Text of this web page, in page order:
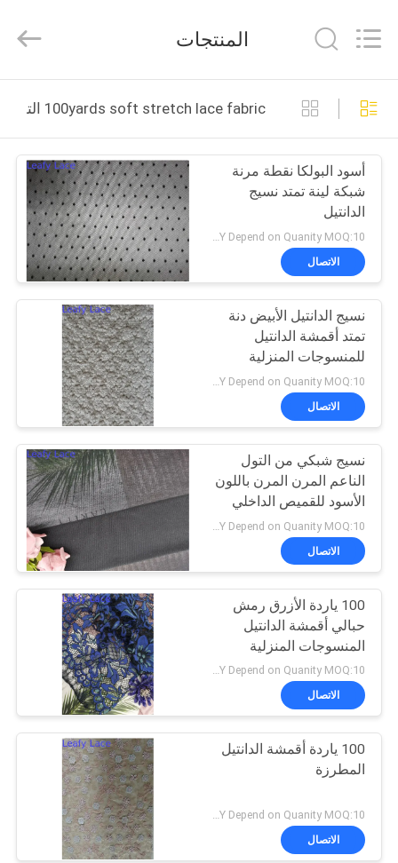
منزل
المنتجات
حول
جولة
في
المعمل
ضبط
الجودة
اتصل
أخبار
طلب
اقتباس
خريطة
الموقع
سياسة
الخصوصية
Ltd..
Reserved.
المنتجات
100yards soft stretch lace fabric التصنيع عبر الإنترنت
أسود البولكا نقطة مرنة
شبكة لينة تمتد نسيج
الدانتيل
USD1.5-3/Y Depend on Quanity MOQ:10 ياردة
الاتصال
نسيج الدانتيل الأبيض دنة
تمتد أقمشة الدانتيل
للمنسوجات المنزلية
USD5-8/Y Depend on Quanity MOQ:10 ياردة
الاتصال
نسيج شبكي من التول
الناعم المرن المرن باللون
الأسود للقميص الداخلي
للسيدة
USD1.5-3/Y Depend on Quanity MOQ:10 ياردة
الاتصال
100 ياردة الأزرق رمش
حبالي أقمشة الدانتيل
المنسوجات المنزلية
النسيج الإسكالوب حافة
شبكة
USD6-8/Y Depend on Quanity MOQ:10 ياردة
الاتصال
100 ياردة أقمشة الدانتيل
المطرزة
USD7-9/Y Depend on Quanity MOQ:10 ياردة
الاتصال